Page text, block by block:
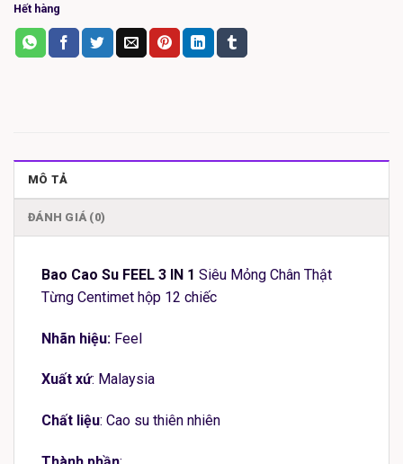
Hết hàng
MÔ TẢ
ĐÁNH GIÁ (0)
Bao Cao Su FEEL 3 IN 1 Siêu Mỏng Chân Thật
Từng Centimet hộp 12 chiếc
Nhãn hiệu: Feel
Xuất xứ: Malaysia
Chất liệu: Cao su thiên nhiên